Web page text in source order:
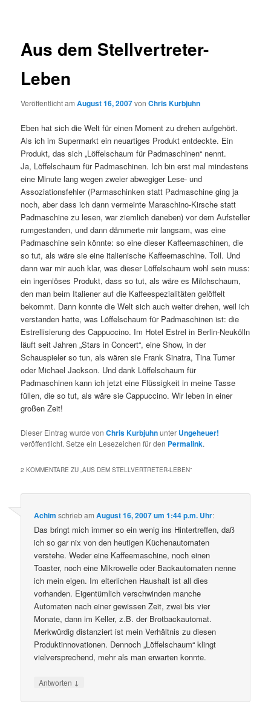
Aus dem Stellvertreter-
Leben
Veröffentlicht amAugust 16, 2007vonChris Kurbjuhn
Eben hat sich die Welt für einen Moment zu drehen aufgehört.
Als ich im Supermarkt ein neuartiges Produkt entdeckte. Ein
Produkt, das sich „Löffelschaum für Padmaschinen“ nennt.
Ja, Löffelschaum für Padmaschinen. Ich bin erst mal mindestens
eine Minute lang wegen zweier abwegiger Lese- und
Assoziationsfehler (Parmaschinken statt Padmaschine ging ja
noch, aber dass ich dann vermeinte Maraschino-Kirsche statt
Padmaschine zu lesen, war ziemlich daneben) vor dem Aufsteller
rumgestanden, und dann dämmerte mir langsam, was eine
Padmaschine sein könnte: so eine dieser Kaffeemaschinen, die
so tut, als wäre sie eine italienische Kaffeemaschine. Toll. Und
dann war mir auch klar, was dieser Löffelschaum wohl sein muss:
ein ingeniöses Produkt, dass so tut, als wäre es Milchschaum,
den man beim Italiener auf die Kaffeespezialitäten gelöffelt
bekommt. Dann konnte die Welt sich auch weiter drehen, weil ich
verstanden hatte, was Löffelschaum für Padmaschinen ist: die
Estrellisierung des Cappuccino. Im Hotel Estrel in Berlin-Neukölln
läuft seit Jahren „Stars in Concert“, eine Show, in der
Schauspieler so tun, als wären sie Frank Sinatra, Tina Turner
oder Michael Jackson. Und dank Löffelschaum für
Padmaschinen kann ich jetzt eine Flüssigkeit in meine Tasse
füllen, die so tut, als wäre sie Cappuccino. Wir leben in einer
großen Zeit!
Dieser Eintrag wurde vonChris Kurbjuhnunter Ungeheuer!
veröffentlicht. Setze ein Lesezeichen für den Permalink.
2 KOMMENTARE ZU „AUS DEM STELLVERTRETER-LEBEN“
Achim schriebamAugust 16, 2007 um 1:44 p.m. Uhr:
Das bringt mich immer so ein wenig ins Hintertreffen, daß
ich so gar nix von den heutigen Küchenautomaten
verstehe. Weder eine Kaffeemaschine, noch einen
Toaster, noch eine Mikrowelle oder Backautomaten nenne
ich mein eigen. Im elterlichen Haushalt ist all dies
vorhanden. Eigentümlich verschwinden manche
Automaten nach einer gewissen Zeit, zwei bis vier
Monate, dann im Keller, z.B. der Brotbackautomat.
Merkwürdig distanziert ist mein Verhältnis zu diesen
Produktinnovationen. Dennoch „Löffelschaum“ klingt
vielversprechend, mehr als man erwarten konnte.
Antworten ↓